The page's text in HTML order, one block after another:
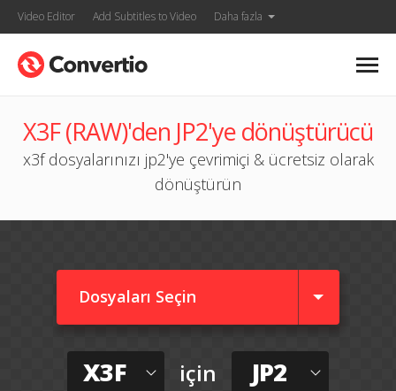
Video Editor Add Subtitles to Video Daha fazla
X3F (RAW)'den JP2'ye dönüştürücü
x3f dosyalarınızı jp2'ye çevrimiçi & ücretsiz olarak
dönüştürün
Dosyaları Seçin
X3F için JP2